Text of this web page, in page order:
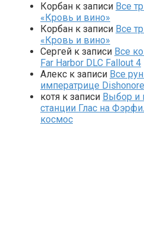
Корбан к записи Все
«Кровь и вино»
Корбан к записи Все
«Кровь и вино»
Сергей к записи Все
Far Harbor DLC Fallout 4
Алекс к записи Все
императрице
котя к записи Выбор и
станции Глас на
космос